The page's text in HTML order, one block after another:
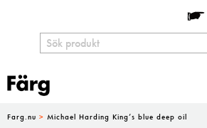
Farg.nu > Michael Harding King’s blue deep oil